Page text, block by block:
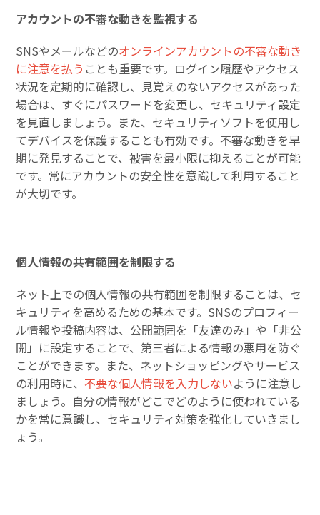
アカウントの不審な動きを監視する
SNSやメールなどのオンラインアカウントの不審な動き
に注意を払う ことも重要です。ログイン履歴やアクセス
状況を定期的に確認し、見覚えのないアクセスがあった
場合は、すぐにパスワードを変更し、セキュリティ設定
を見直しましょう。また、セキュリティソフトを使用し
てデバイスを保護することも有効です。不審な動きを早
期に発見することで、被害を最小限に抑えることが可能
です。常にアカウントの安全性を意識して利用すること
が大切です。
個人情報の共有範囲を制限する
ネット上での個人情報の共有範囲を制限することは、セ
キュリティを高めるための基本です。SNSのプロフィー
ル情報や投稿内容は、公開範囲を「友達のみ」や「非公
開」に設定することで、第三者による情報の悪用を防ぐ
ことができます。また、ネットショッピングやサービス
の利用時に、 不要な個人情報を入力しないように注意し
ましょう。自分の情報がどこでどのように使われている
かを常に意識し、セキュリティ対策を強化していきまし
ょう。